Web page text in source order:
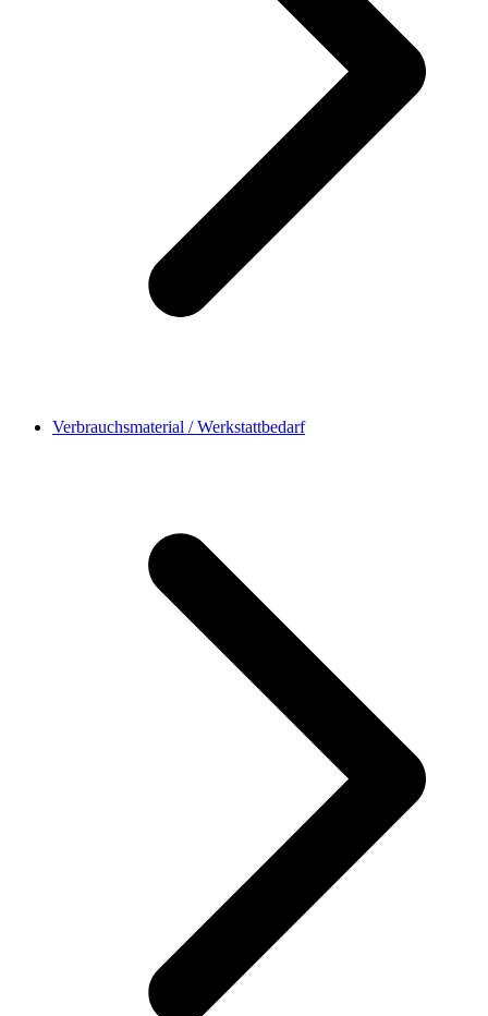
Verbrauchsmaterial / Werkstattbedarf